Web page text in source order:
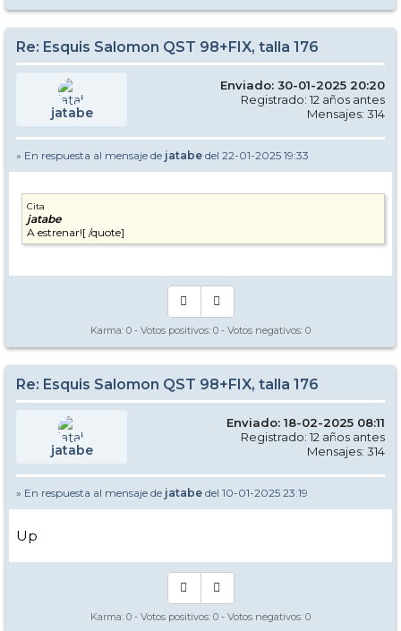
Re: Esquis Salomon QST 98+FIX, talla 176
jatabe
Enviado: 30-01-2025 20:20
Registrado: 12 años antes
Mensajes: 314
» En respuesta al mensaje de jatabe del 22-01-2025 19:33
Cita
jatabe
A estrenar![ /quote]
Karma: 0 - Votos positivos: 0 - Votos negativos: 0
Re: Esquis Salomon QST 98+FIX, talla 176
jatabe
Enviado: 18-02-2025 08:11
Registrado: 12 años antes
Mensajes: 314
» En respuesta al mensaje de jatabe del 10-01-2025 23:19
Up
Karma: 0 - Votos positivos: 0 - Votos negativos: 0